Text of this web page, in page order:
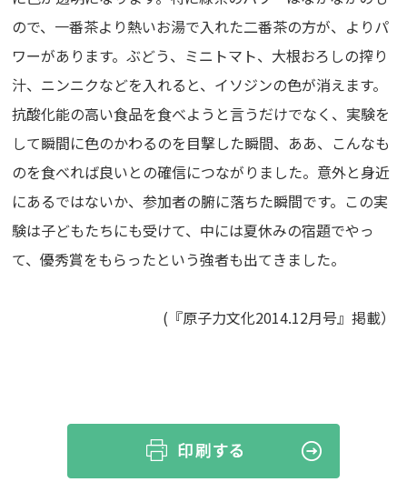
ので、一番茶より熱いお湯で入れた二番茶の方が、よりパ
ワーがあります。ぶどう、ミニトマト、大根おろしの搾り
汁、ニンニクなどを入れると、イソジンの色が消えます。
抗酸化能の高い食品を食べようと言うだけでなく、実験を
して瞬間に色のかわるのを目撃した瞬間、ああ、こんなも
のを食べれば良いとの確信につながりました。意外と身近
にあるではないか、参加者の腑に落ちた瞬間です。この実
験は子どもたちにも受けて、中には夏休みの宿題でやっ
て、優秀賞をもらったという強者も出てきました。
(『原子力文化2014.12月号』掲載）